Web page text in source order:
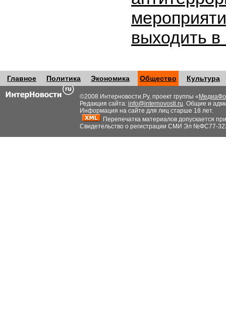
выходить
Главное Политика Экономика Общество Культура
©2008 Интерновости.Ру, проект группы «
Редакция сайта: info@internovosti.ru. Общие и
Информация на сайте для лиц старше 18 лет.
Перепечатка материалов допускается
Свидетельство о регистрации СМИ Эл №ФС77-